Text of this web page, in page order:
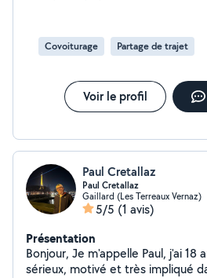
Covoiturage Partage de trajet
Voir le profil
Paul Cretallaz
Paul Cretallaz
Gaillard (Les Terreaux Vernaz)
5/5 (1 avis)
Présentation
Bonjour, Je m'appelle Paul, j'ai 18 ans et je suis un jeune
sérieux, motivé et très impliqué